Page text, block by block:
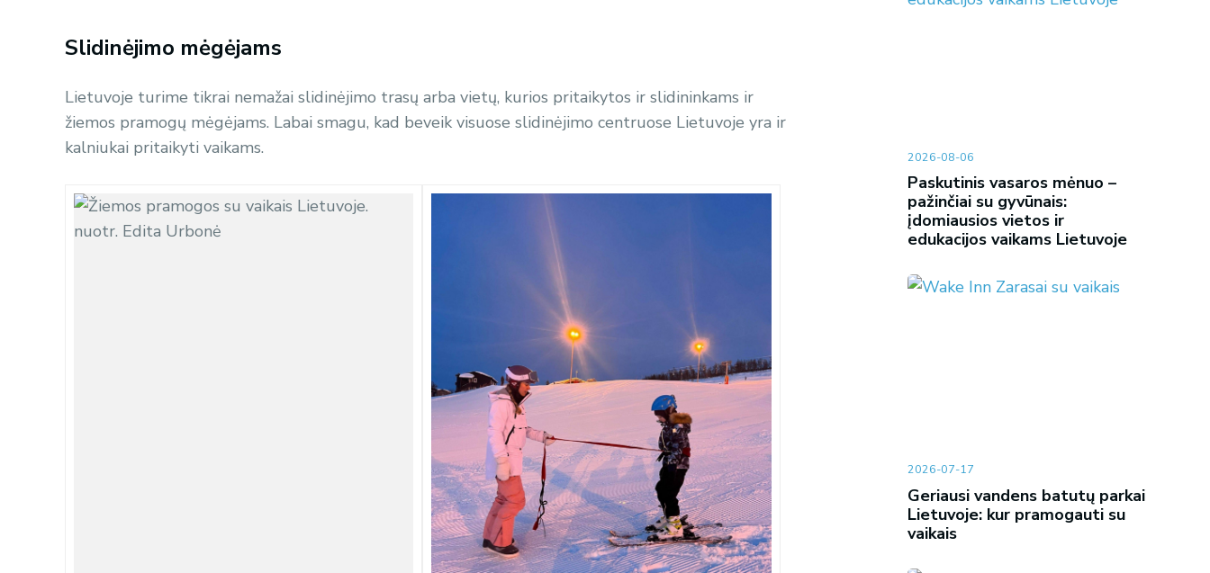
Slidinėjimo mėgėjams
Lietuvoje turime tikrai nemažai slidinėjimo trasų arba vietų, kurios pritaikytos ir slidininkams ir
žiemos pramogų mėgėjams. Labai smagu, kad beveik visuose slidinėjimo centruose Lietuvoje yra ir
kalniukai pritaikyti vaikams.
2026-08-06
Paskutinis vasaros mėnuo –
pažinčiai su gyvūnais:
įdomiausios vietos ir
edukacijos vaikams Lietuvoje
2026-07-17
Geriausi vandens batutų parkai
Lietuvoje: kur pramogauti su
vaikais